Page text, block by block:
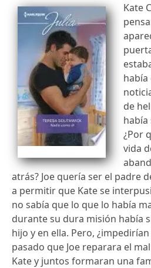
Kate
de
había
¿Por
vida
atrás? Joe quería ser el padre
a permitir que Kate se
no sabía que lo que lo había
durante su dura misión había
hijo y en ella. Pero,
pasado que Joe reparara el
Kate y juntos formaran una